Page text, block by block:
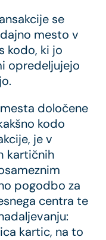
se
mesto v
kodo, ki jo
opredeljujejo
določene
kodo
je v
kartičnih
pogodbo za
centra te
kartic, na to